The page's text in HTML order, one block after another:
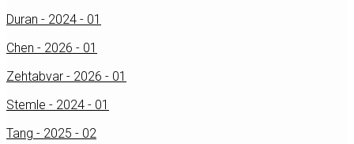
Duran - 2024 - 01
Chen - 2026 - 01
Zehtabvar - 2026 - 01
Stemle - 2024 - 01
Tang - 2025 - 02